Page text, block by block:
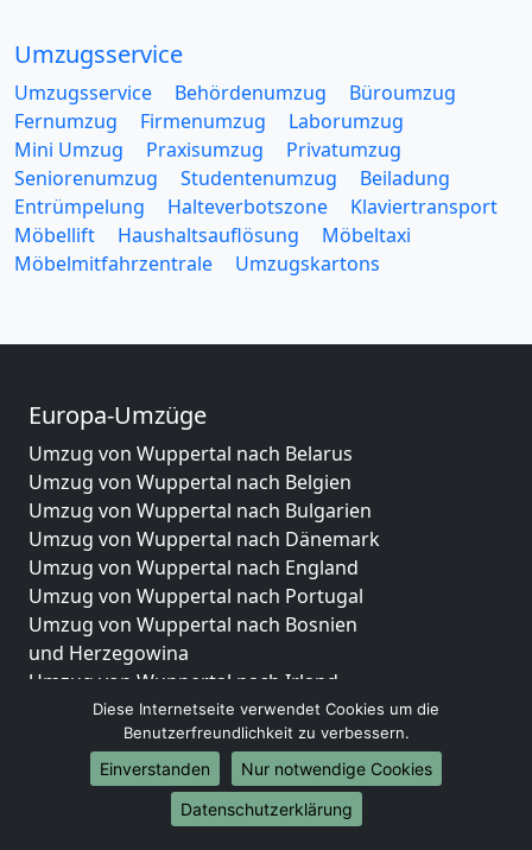
Umzugsservice
Umzugsservice Behördenumzug
Büroumzug
Fernumzug
Firmenumzug
Laborumzug
Mini Umzug
Praxisumzug
Privatumzug
Seniorenumzug
Studentenumzug
Beiladung
Entrümpelung
Halteverbotszone
Klaviertransport
Möbellift
Haushaltsauflösung
Möbeltaxi
Möbelmitfahrzentrale
Umzugskartons
Europa-Umzüge
Umzug von Wuppertal nach Belarus
Umzug von Wuppertal nach Belgien
Umzug von Wuppertal nach Bulgarien
Umzug von Wuppertal nach Dänemark
Umzug von Wuppertal nach England
Umzug von Wuppertal nach Portugal
Umzug von Wuppertal nach Bosnien
und Herzegowina
Umzug von Wuppertal nach Irland
Umzug von Wuppertal nach Lettland
Umzug von Wuppertal nach Zypern
Umzug von Wuppertal nach Kroatien
Umzug von Wuppertal nach Estland
Umzug von Wuppertal nach Finnland
Diese Internetseite verwendet Cookies um die
Benutzerfreundlichkeit zu verbessern.
Einverstanden
Nur notwendige Cookies
Datenschutzerklärung